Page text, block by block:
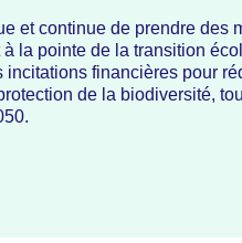
et continue de prendre des
la pointe de la transition
incitations financières pour
de la biodiversité,